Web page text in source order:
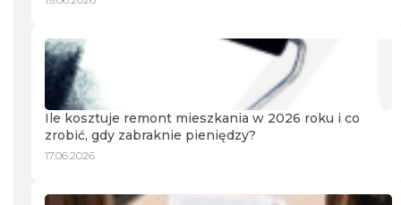
Ile kosztuje remont mieszkania w 2026 roku i co
zrobić, gdy zabraknie pieniędzy?
17.06.2026